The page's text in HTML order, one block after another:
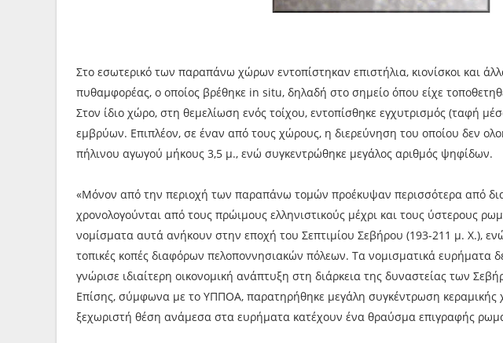
Στο εσωτερικό των παραπάνω χώρων εντοπίστηκαν επιστήλια, κιονίσκοι και
πυθαμφορέας, ο οποίος βρέθηκε in situ, δηλαδή στο σημείο όπου είχε
Στον ίδιο χώρο, στη θεμελίωση ενός τοίχου, εντοπίσθηκε εγχυτρισμός (ταφή
εμβρύων. Επιπλέον, σε έναν από τους χώρους, η διερεύνηση του οποίου δεν
πήλινου αγωγού μήκους 3,5 μ., ενώ συγκεντρώθηκε μεγάλος αριθμός ψηφίδων.
«Μόνον από την περιοχή των παραπάνω τομών προέκυψαν περισσότερα από
χρονολογούνται από τους πρώιμους ελληνιστικούς μέχρι και τους ύστερους
νομίσματα αυτά ανήκουν στην εποχή του Σεπτιμίου Σεβήρου (193-211 μ. Χ.),
τοπικές κοπές διαφόρων πελοποννησιακών πόλεων. Τα νομισματικά ευρήματα
γνώρισε ιδιαίτερη οικονομική ανάπτυξη στη διάρκεια της δυναστείας των
Επίσης, σύμφωνα με το ΥΠΠΟΑ, παρατηρήθηκε μεγάλη συγκέντρωση κεραμικής
ξεχωριστή θέση ανάμεσα στα ευρήματα κατέχουν ένα θραύσμα επιγραφής